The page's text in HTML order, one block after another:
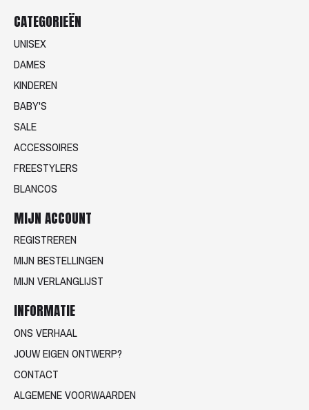
CATEGORIEËN
UNISEX
DAMES
KINDEREN
BABY'S
SALE
ACCESSOIRES
FREESTYLERS
BLANCOS
MIJN ACCOUNT
REGISTREREN
MIJN BESTELLINGEN
MIJN VERLANGLIJST
INFORMATIE
ONS VERHAAL
JOUW EIGEN ONTWERP?
CONTACT
ALGEMENE VOORWAARDEN